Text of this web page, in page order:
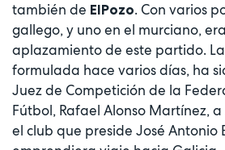
también de ElPozo. Con varios
gallego, y uno en el murciano,
aplazamiento de este partido.
formulada hace varios días, ha
Juez de Competición de la
Fútbol, Rafael Alonso Martínez,
el club que preside José Antonio